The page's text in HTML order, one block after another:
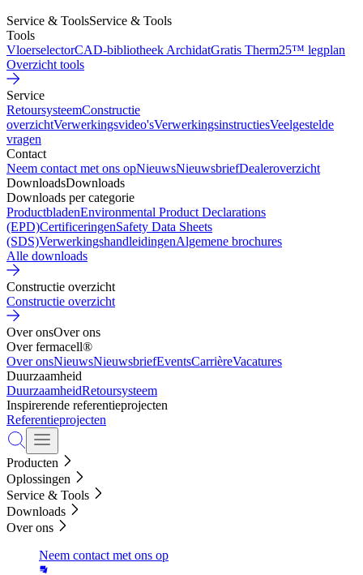
Service & ToolsService & Tools
Tools
VloerselectorCAD-bibliotheek ArchidatGratis Therm25™ legplan
Overzicht tools
Service
RetoursysteemConstructie
overzichtVerwerkingsvideo'sVerwerkingsinstructiesVeelgestelde
vragen
Contact
Neem contact met ons opNieuwsNieuwsbriefDealeroverzicht
DownloadsDownloads
Downloads per categorie
ProductbladenEnvironmental Product Declarations
(EPD)CertificeringenSafety Data Sheets
(SDS)VerwerkingshandleidingenAlgemene brochures
Alle downloads
Constructie overzicht
Constructie overzicht
Over onsOver ons
Over fermacell®
Over onsNieuwsNieuwsbriefEventsCarrièreVacatures
Duurzaamheid
DuurzaamheidRetoursysteem
Inspirerende referentieprojecten
Referentieprojecten
Producten
Oplossingen
Service & Tools
Downloads
Over ons
Neem contact met ons op